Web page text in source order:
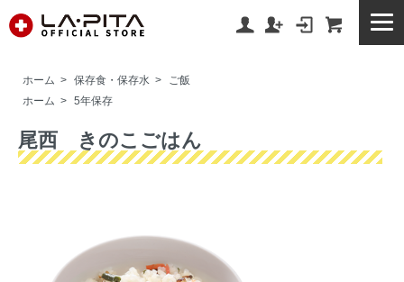
ホーム > 保存食・保存水 >
ご飯
ホーム > 5年保存
尾西 きのこごはん